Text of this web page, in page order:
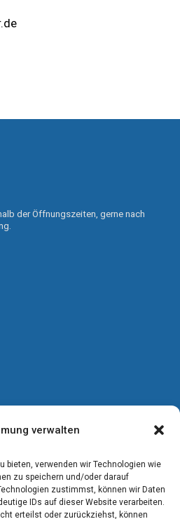
verwalten
bieten, verwenden wir Technologien wie
zu speichern und/oder darauf
zustimmst, können wir Daten
IDs auf dieser Website verarbeiten.
erteilst oder zurückziehst, können
der Öffnungszeiten, gerne nach